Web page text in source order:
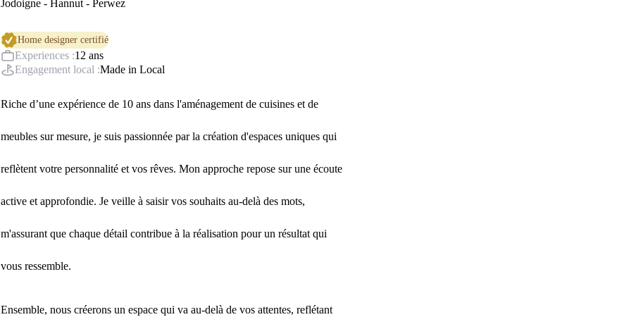
Jodoigne - Hannut - Perwez
Home designer certifié
Experiences :12 ans
Engagement local :Made in Local
Riche d’une expérience de 10 ans dans l'aménagement de cuisines et de
meubles sur mesure, je suis passionnée par la création d'espaces uniques qui
reflètent votre personnalité et vos rêves. Mon approche repose sur une écoute
active et approfondie. Je veille à saisir vos souhaits au-delà des mots,
m'assurant que chaque détail contribue à la réalisation pour un résultat qui
vous ressemble.
Ensemble, nous créerons un espace qui va au-delà de vos attentes, reflétant